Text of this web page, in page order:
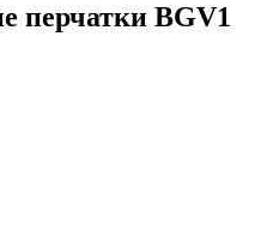
перчатки BGV1